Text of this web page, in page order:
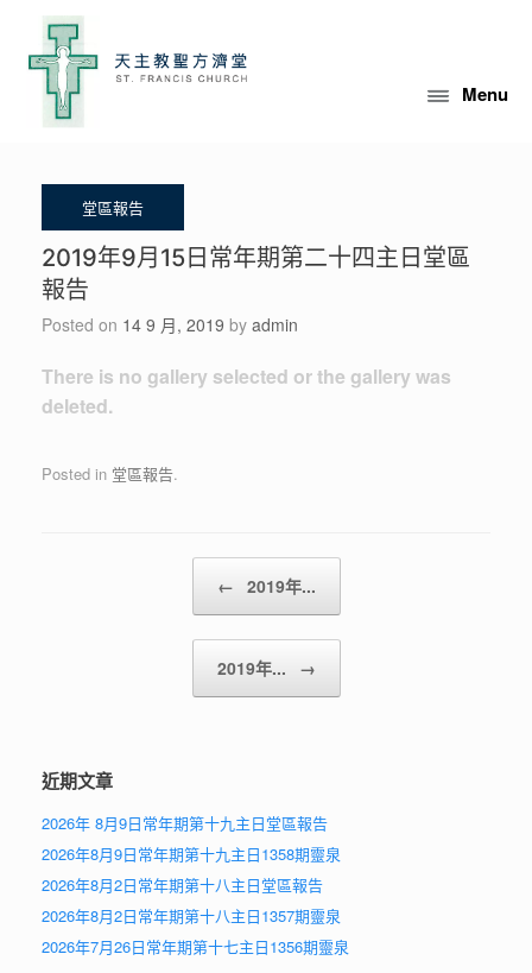
content
Menu
2019年9月15日常年期第二十四主日堂區
報告
Posted on 14 9 月, 2019 by admin
There is no gallery selected or the gallery was
deleted.
Posted in 堂區報告.
Post navigation
← 2019年...
2019年... →
近期文章
2026年 8月9日常年期第十九主日堂區報告
2026年8月9日常年期第十九主日1358期靈泉
2026年8月2日常年期第十八主日堂區報告
2026年8月2日常年期第十八主日1357期靈泉
2026年7月26日常年期第十七主日1356期靈泉